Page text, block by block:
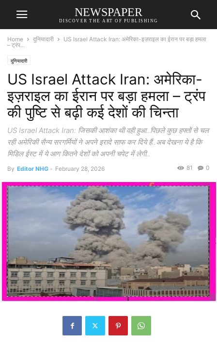
NEWSPAPER
DISCOVER THE ART OF PUBLISHING
Home दुनियादारी
US Israel Attack Iran: अमेरिका-इज़राइल का ईरान पर बड़ा हमला
– ट्रंप...
दुनियादारी
US Israel Attack Iran: अमेरिका-
इज़राइल का ईरान पर बड़ा हमला – ट्रंप
की पुष्टि से बढ़ी कई देशों की चिन्ता
US Israel Attack Iran: जिसकी आशंका थी वही हुआ..पिछले कुछ हफ्तों से चल
रही अमेरिकी सैन्य सरगर्मियों ने अपने इरादे साफ कर दिये हैं..अब देखना ये है कि
मिडिल ईस्ट में ये आग कितने देशों को अपनी चपेट में लेगी..
By Editor NHG - February 28, 2026 0
81